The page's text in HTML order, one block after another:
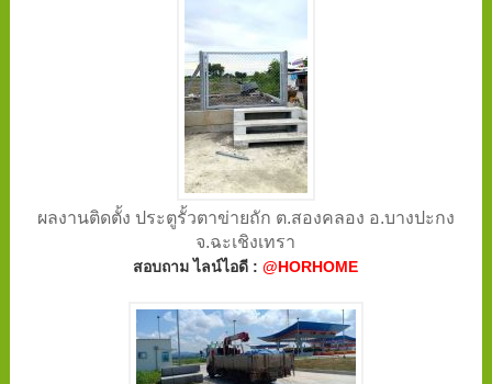
ผลงานติดตั้ง ประตูรั้วตาข่ายถัก ต.สองคลอง อ.บางปะกง
จ.ฉะเชิงเทรา
สอบถาม ไลน์ไอดี :@HORHOME